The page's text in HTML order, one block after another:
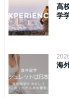
高
学
海